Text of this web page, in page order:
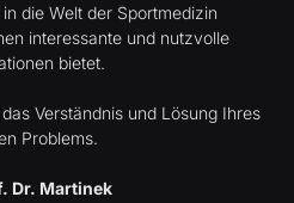
die Welt der Sportmedizin
interessante und nutzvolle
bietet.
Verständnis und Lösung Ihres
Problems.
Dr. Martinek